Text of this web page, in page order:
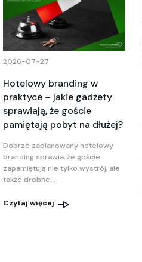
2026-07-27
Hotelowy branding w
praktyce – jakie gadżety
sprawiają, że goście
pamiętają pobyt na dłużej?
Dobrze zaplanowany hotelowy
branding sprawia, że goście
zapamiętują nie tylko wystrój, ale
także drobne...
Czytaj więcej